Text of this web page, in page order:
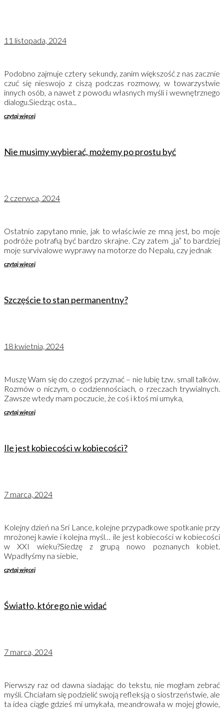
11 listopada, 2024
Podobno zajmuje cztery sekundy, zanim większość z nas zacznie
czuć się nieswojo z ciszą podczas rozmowy, w towarzystwie
innych osób, a nawet z powodu własnych myśli i wewnętrznego
dialogu.Siedząc osta...
czytaj więcej
Nie musimy wybierać, możemy po prostu być
2 czerwca, 2024
Ostatnio zapytano mnie, jak to właściwie ze mną jest, bo moje
podróże potrafią być bardzo skrajne. Czy zatem „ja” to bardziej
moje survivalowe wyprawy na motorze do Nepalu, czy jednak
czytaj więcej
Szczęście to stan permanentny?
18 kwietnia, 2024
Muszę Wam się do czegoś przyznać – nie lubię tzw. small talków.
Rozmów o niczym, o codziennościach, o rzeczach trywialnych.
Zawsze wtedy mam poczucie, że coś i ktoś mi umyka,
czytaj więcej
Ile jest kobiecości w kobiecości?
7 marca, 2024
Kolejny dzień na Sri Lance, kolejne przypadkowe spotkanie przy
mrożonej kawie i kolejna myśl… ile jest kobiecości w kobiecości
w XXI wieku?Siedzę z grupą nowo poznanych kobiet.
Wpadłyśmy na siebie,
czytaj więcej
Światło, którego nie widać
7 marca, 2024
Pierwszy raz od dawna siadając do tekstu, nie mogłam zebrać
myśli. Chciałam się podzielić swoją refleksją o siostrzeństwie, ale
ta idea ciągle gdzieś mi umykała, meandrowała w mojej głowie,